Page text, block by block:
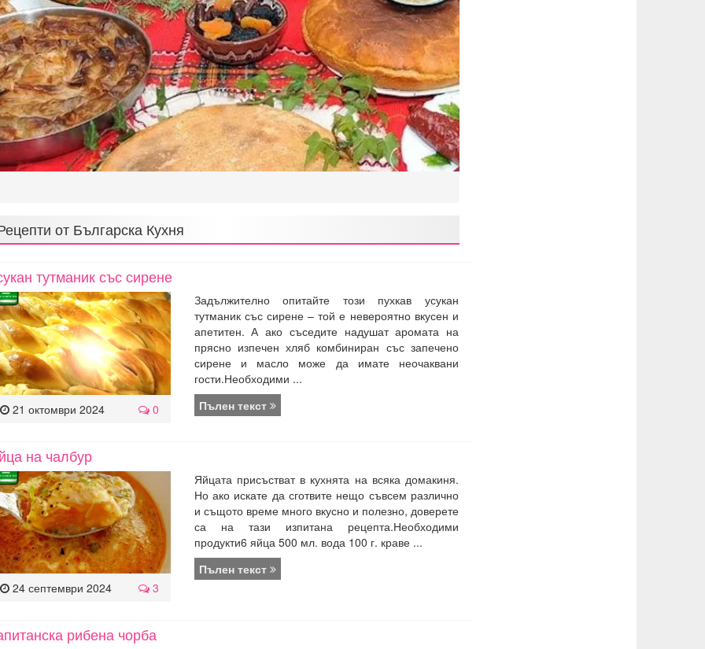
от Българска Кухня
тутманик със сирене
21 октомври 2024 0
Задължително опитайте този пухкав усукан
тутманик със сирене – той е невероятно вкусен и
апетитен. А ако съседите надушат аромата на
прясно изпечен хляб комбиниран със запечено
сирене и масло може да имате неочаквани
гости.Необходими ...
Пълен текст
на чалбур
24 септември 2024 3
Яйцата присъстват в кухнята на всяка домакиня.
Но ако искате да сготвите нещо съвсем различно
и същото време много вкусно и полезно, доверете
са на тази изпитана рецепта.Необходими
продукти6 яйца 500 мл. вода 100 г. краве ...
Пълен текст
рибена чорба